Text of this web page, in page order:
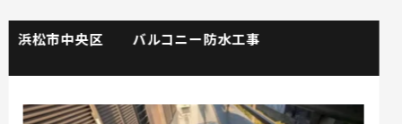
掛川市 流し台水栓取替工事